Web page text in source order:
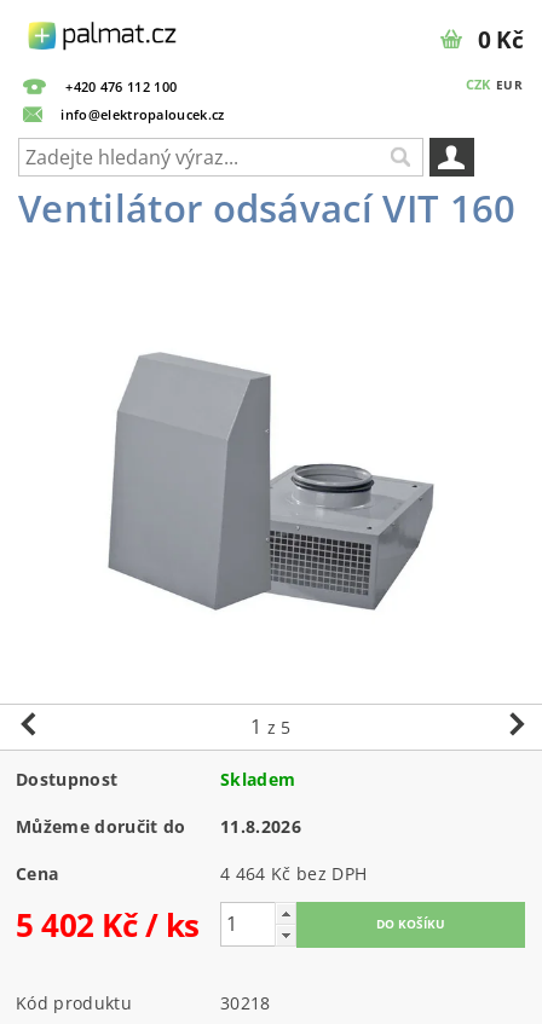
+420 476 112 100
info@elektropaloucek.cz
CZK EUR
0 Kč
Ventilátor odsávací VIT 160
1 z 5
Dostupnost Skladem
Můžeme doručit do 11.8.2026
Cena 4 464 Kč bez DPH
5 402 Kč/ ks
Kód produktu
30218